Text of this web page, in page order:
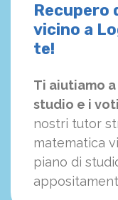
Recupero
vicino a
te!
Ti aiutiamo
studio e i
nostri tutor
matematica
piano di